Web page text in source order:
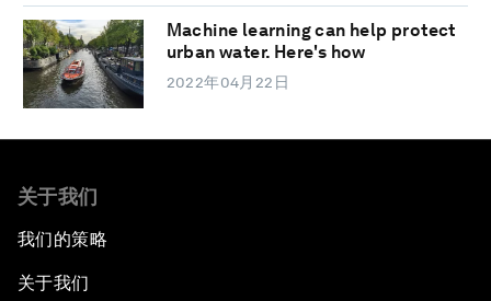
Machine learning can help protect
urban water. Here's how
2022年04月22日
关于我们
我们的策略
关于我们